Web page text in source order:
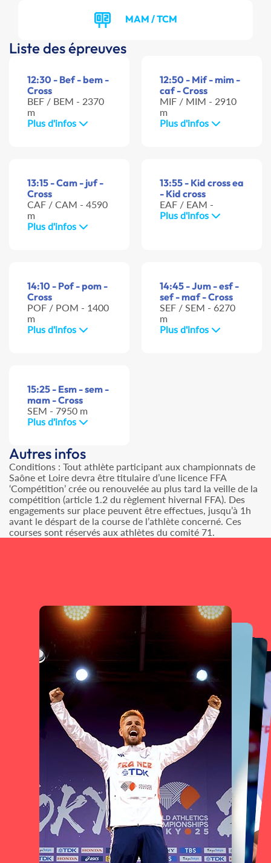
MAM / TCM
Liste des épreuves
12:30 - Bef - bem -
Cross
BEF / BEM - 2370
m
Plus d'infos
12:50 - Mif - mim -
caf - Cross
MIF / MIM - 2910
m
Plus d'infos
13:15 - Cam - juf -
Cross
CAF / CAM - 4590
m
Plus d'infos
13:55 - Kid cross ea
- Kid cross
EAF / EAM -
Plus d'infos
14:10 - Pof - pom -
Cross
POF / POM - 1400
m
Plus d'infos
14:45 - Jum - esf -
sef - maf - Cross
SEF / SEM - 6270
m
Plus d'infos
15:25 - Esm - sem -
mam - Cross
SEM - 7950 m
Plus d'infos
Autres infos
Conditions : Tout athlète participant aux championnats de
Saône et Loire devra être titulaire d’une licence FFA
‘Compétition’ crée ou renouvelée au plus tard la veille de la
compétition (article 1.2 du règlement hivernal FFA). Des
engagements sur place peuvent être effectues, jusqu’à 1h
avant le déspart de la course de l’athlète concerné. Ces
courses sont réservés aux athlètes du comité 71.